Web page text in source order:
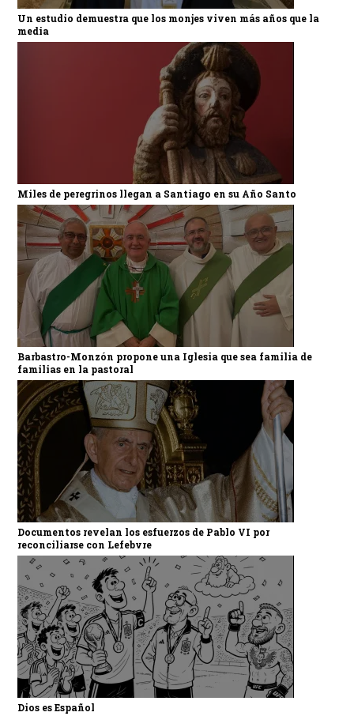
Un estudio demuestra que los monjes viven más años que la
media
Miles de peregrinos llegan a Santiago en su Año Santo
Barbastro-Monzón propone una Iglesia que sea familia de
familias en la pastoral
Documentos revelan los esfuerzos de Pablo VI por
reconciliarse con Lefebvre
Dios es Español